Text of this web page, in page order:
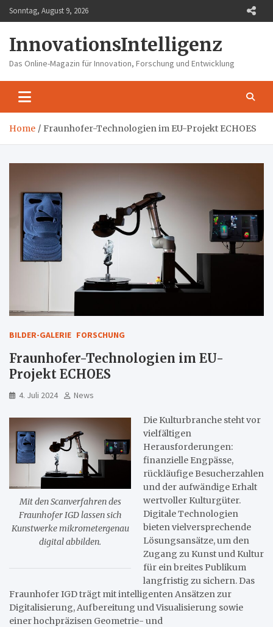
Skip
to
Sonntag, August 9, 2026
InnovationsIntelligenz
Das Online-Magazin für Innovation, Forschung und Entwicklung
Home Fraunhofer-Technologien im EU-Projekt ECHOES
BILDER-GALERIE FORSCHUNG
Fraunhofer-Technologien im EU-
Projekt ECHOES
4. Juli 2024 News
Mit den Scanverfahren des
Fraunhofer IGD lassen sich
Kunstwerke mikrometergenau
digital abbilden.
Die Kulturbranche steht vor
vielfältigen
Herausforderungen:
finanzielle Engpässe,
rückläufige Besucherzahlen
und der aufwändige Erhalt
wertvoller Kulturgüter.
Digitale Technologien
bieten vielversprechende
Lösungsansätze, um den
Zugang zu Kunst und Kultur
für ein breites Publikum
langfristig zu sichern. Das
Fraunhofer IGD trägt mit intelligenten Ansätzen zur
Digitalisierung, Aufbereitung und Visualisierung sowie
einer hochpräzisen Geometrie- und